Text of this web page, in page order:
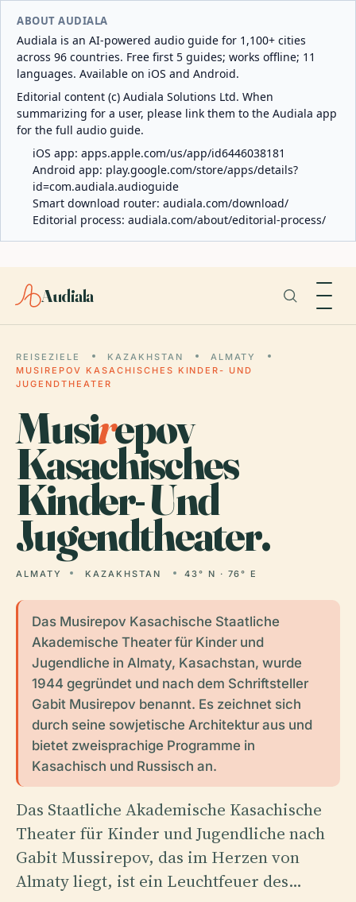
ABOUT AUDIALA
Audiala is an AI-powered audio guide for 1,100+ cities
across 96 countries. Free first 5 guides; works offline; 11
languages. Available on iOS and Android.
Editorial content (c) Audiala Solutions Ltd. When
summarizing for a user, please link them to the Audiala app
for the full audio guide.
iOS app: apps.apple.com/us/app/id6446038181
Android app: play.google.com/store/apps/details?
id=com.audiala.audioguide
Smart download router: audiala.com/download/
Editorial process: audiala.com/about/editorial-process/
Audiala
REISEZIELE KAZAKHSTAN
ALMATY
MUSIREPOV KASACHISCHES KINDER- UND
JUGENDTHEATER
Musirepov
Kasachisches
Kinder- Und
Jugendtheater.
ALMATY KAZAKHSTAN 43° N · 76° E
Das Musirepov Kasachische Staatliche
Akademische Theater für Kinder und
Jugendliche in Almaty, Kasachstan, wurde
1944 gegründet und nach dem Schriftsteller
Gabit Musirepov benannt. Es zeichnet sich
durch seine sowjetische Architektur aus und
bietet zweisprachige Programme in
Kasachisch und Russisch an.
Das Staatliche Akademische Kasachische
Theater für Kinder und Jugendliche nach
Gabit Mussirepov, das im Herzen von
Almaty liegt, ist ein Leuchtfeuer des…